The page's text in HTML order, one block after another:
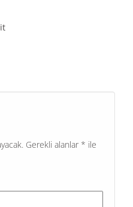
Gerekli alanlar * ile